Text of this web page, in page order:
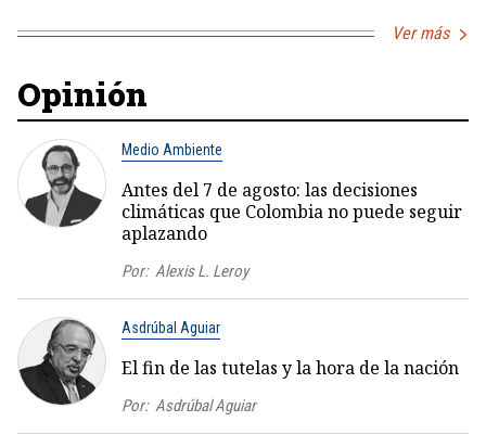
Ver más
Opinión
Medio Ambiente
Antes del 7 de agosto: las decisiones
climáticas que Colombia no puede seguir
aplazando
Por: Alexis L. Leroy
Asdrúbal Aguiar
El fin de las tutelas y la hora de la nación
Por: Asdrúbal Aguiar